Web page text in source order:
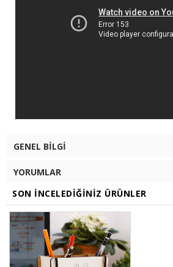
GENEL BILGI
YORUMLAR
SON İNCELEDIĞINIZ ÜRÜNLER